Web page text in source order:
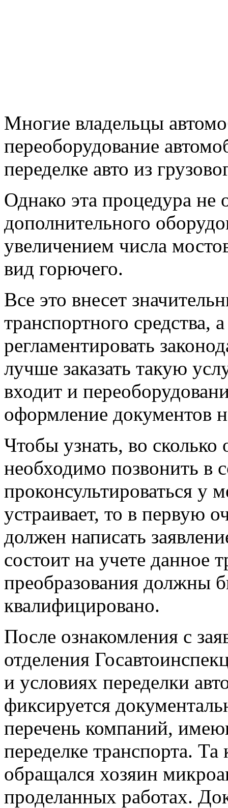
Многие владельцы
переоборудование
переделке авто из
Однако эта процедура не
дополнительного
увеличением числа
вид горючего.
Все это внесет
транспортного средства,
регламентировать
лучше заказать такую
входит и
оформление документов
Чтобы узнать, во сколько
необходимо позвонить
проконсультироваться у
устраивает, то в первую
должен написать
состоит на учете данное
преобразования должны
квалифицировано.
После ознакомления с
отделения
и условиях переделки
фиксируется
перечень компаний,
переделке транспорта.
обращался хозяин
проделанных работах.